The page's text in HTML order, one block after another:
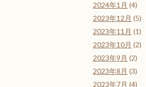
2024年1月 (4)
2023年12月 (5)
2023年11月 (1)
2023年10月 (2)
2023年9月 (2)
2023年8月 (3)
2023年7月 (4)